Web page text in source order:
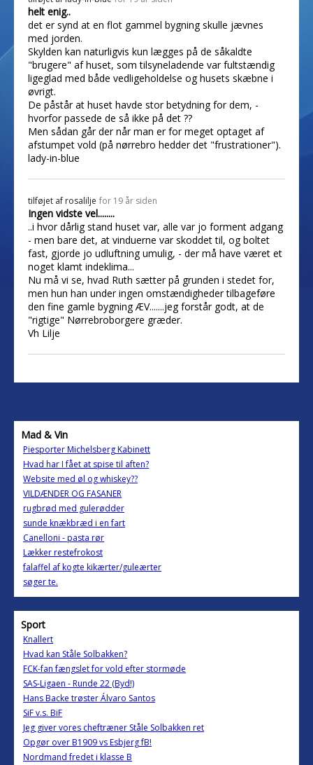
helt enig..
det er synd at en flot gammel bygning skulle jævnes
med jorden.
Skylden kan naturligvis kun lægges på de såkaldte
"brugere" af huset, som tilsyneladende var fultstændig
ligeglad med både vedligeholdelse og husets skæbne i
øvrigt.
De påstår at huset havde stor betydning for dem, -
hvorfor passede de så ikke på det ??
Men sådan går der når man er for meget optaget af
afstumpet vold (på nørrebro hedder det "frustrationer").
lady-in-blue
tilføjet af rosalilje for 19 år siden
Ingen vidste vel........
..i hvor dårlig stand huset var, alle var jo forment adgang
- men bare det, at vinduerne var skoddet til, og boltet
fast, gjorde jo udluftning umulig, - der må have været et
noget klamt indeklima...
Nu må vi se, hvad Ruth sætter på grunden i stedet for,
men hun han under ingen omstændigheder tilbageføre
den fine gamle bygning ÆV.......jeg forstår godt, at de
"rigtige" Nørrebroborgere græder.
Vh Lilje
Mad & Vin
Piesporter Michelsberg Kabinett
Hvad har I fået at spise til aften?
Website med øl og whiskey??
VILDÆNDER OG FASANER
rugbrød med gulerødder
sunde knækbræd i en fart
Canelloni - pasta rør
Lækker restefrokost
falaffel af kogte kikærter/guleærter
søger te.
Sport
Knallert
Hvad kan Ståle Solbakken?
FCK-fan fængslet for vold efter stormøde
SAS-Ligaen - Runde 22 (Byd!)
Hans Backe trøster Álvaro Santos
SiF v.s. BiF
Jeg giver vores cheftræner Ståle Solbakken ret
Opgør over B1909 vs Esbjerg fB!
Nordmand fredet i klasse B